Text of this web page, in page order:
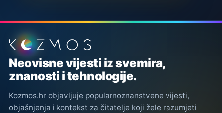
Podnožje stranice
Neovisne vijesti iz svemira,
znanosti i tehnologije.
Kozmos.hr objavljuje popularnoznanstvene vijesti,
objašnjenja i kontekst za čitatelje koji žele razumjeti